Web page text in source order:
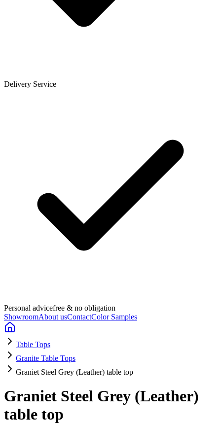
Delivery Service
Personal advicefree & no obligation
ShowroomAbout usContactColor Samples
Table Tops
Granite Table Tops
Graniet Steel Grey (Leather) table top
Graniet Steel Grey (Leather)
table top